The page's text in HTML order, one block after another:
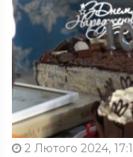
2 Лютого 2024,